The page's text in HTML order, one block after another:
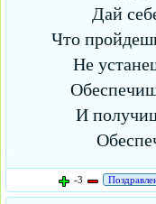
Дай
Что
Не
И
-3